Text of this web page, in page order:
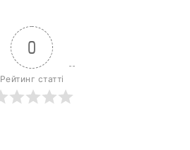
0
Рейтинг статті